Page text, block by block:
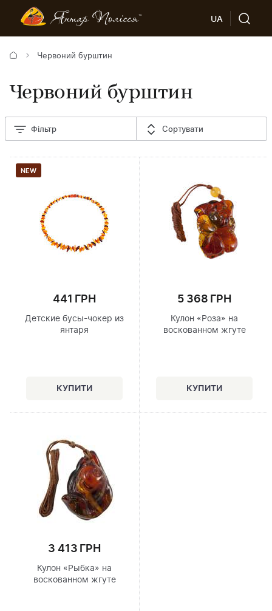
UA
Червоний бурштин
Червоний бурштин
Фільтр Сортувати
NEW
441 ГРН
Детские бусы-чокер из
янтаря
5 368 ГРН
Кулон «Роза» на
воскованном жгуте
3 413 ГРН
Кулон «Рыбка» на
воскованном жгуте